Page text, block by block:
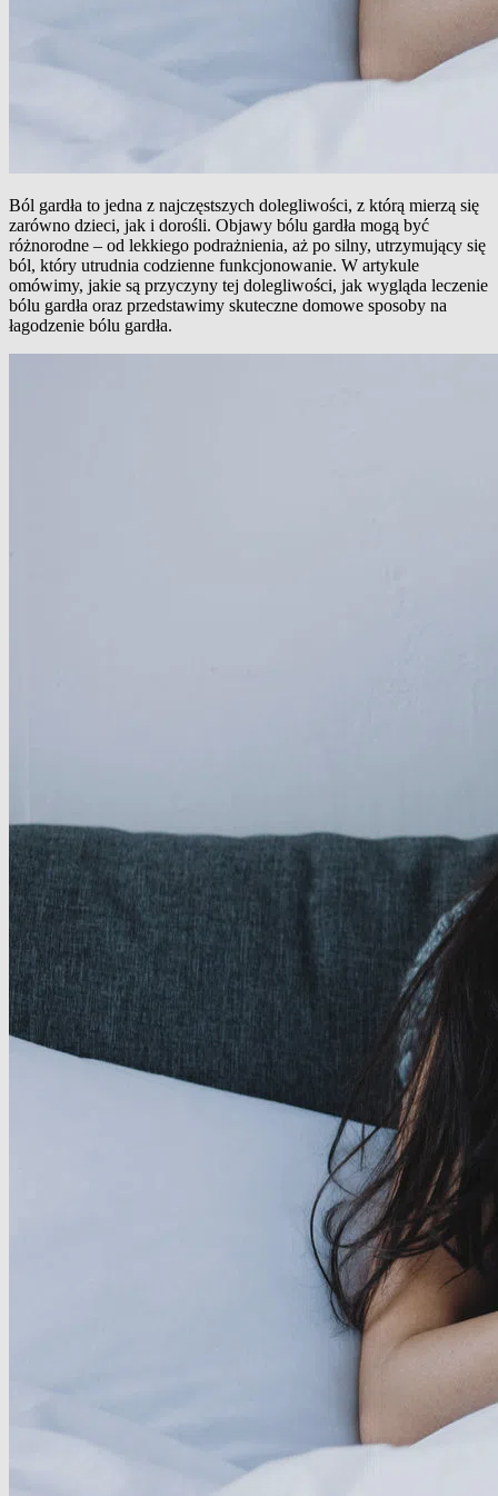
Ból gardła to jedna z najczęstszych dolegliwości, z którą mierzą się
zarówno dzieci, jak i dorośli. Objawy bólu gardła mogą być
różnorodne – od lekkiego podrażnienia, aż po silny, utrzymujący się
ból, który utrudnia codzienne funkcjonowanie. W artykule
omówimy, jakie są przyczyny tej dolegliwości, jak wygląda leczenie
bólu gardła oraz przedstawimy skuteczne domowe sposoby na
łagodzenie bólu gardła.